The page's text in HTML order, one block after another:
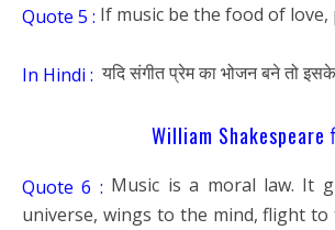
Quote 5 : If music be the food of love,
In Hindi : यदि संगीत प्रेम का भोजन बने तो
William Shakespeare
Quote 6 : Music is a moral law. It
universe, wings to the mind, flight